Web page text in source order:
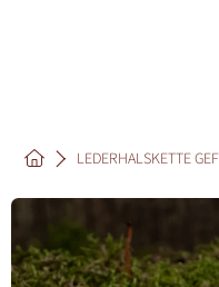
HOMELEDERHALSKETTE
DIREKT ZU